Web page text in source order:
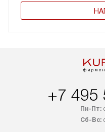
+7 495
Пн-Пт:
Сб-Вс: